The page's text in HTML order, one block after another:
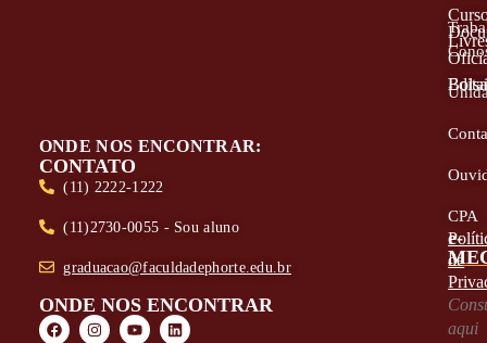
ONDE NOS ENCONTRAR:
CONTATO
(11) 2222-1222
(11)2730-0055 - Sou aluno
graduacao@faculdadephorte.edu.br
ONDE NOS ENCONTRAR
CPA
e-
aqui
de